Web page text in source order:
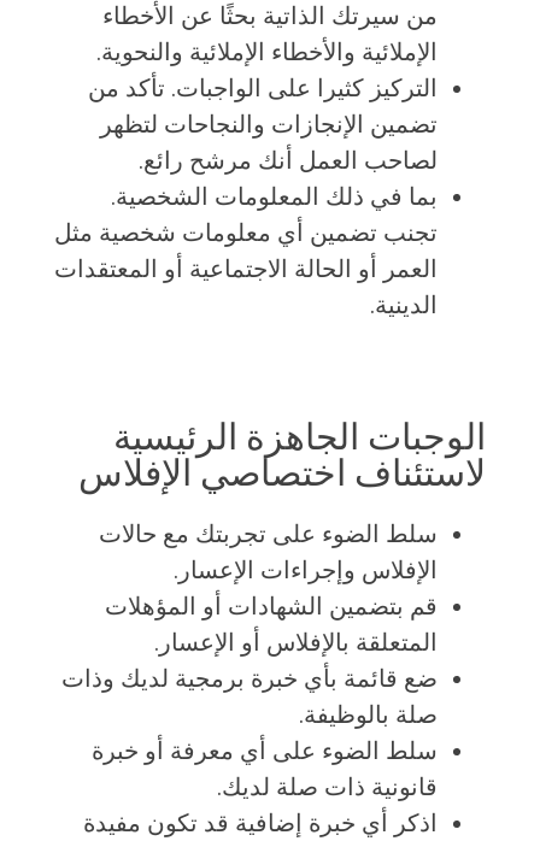
من سيرتك الذاتية بحثًا عن الأخطاء
الإملائية والأخطاء الإملائية والنحوية.
التركيز كثيرا على الواجبات. تأكد من
تضمين الإنجازات والنجاحات لتظهر
لصاحب العمل أنك مرشح رائع.
بما في ذلك المعلومات الشخصية.
تجنب تضمين أي معلومات شخصية مثل
العمر أو الحالة الاجتماعية أو المعتقدات
الدينية.
الوجبات الجاهزة الرئيسية
لاستئناف اختصاصي الإفلاس
سلط الضوء على تجربتك مع حالات
الإفلاس وإجراءات الإعسار.
قم بتضمين الشهادات أو المؤهلات
المتعلقة بالإفلاس أو الإعسار.
ضع قائمة بأي خبرة برمجية لديك وذات
صلة بالوظيفة.
سلط الضوء على أي معرفة أو خبرة
قانونية ذات صلة لديك.
اذكر أي خبرة إضافية قد تكون مفيدة